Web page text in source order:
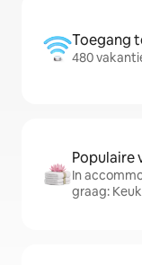
Toegang
480
Populaire
In
graag: